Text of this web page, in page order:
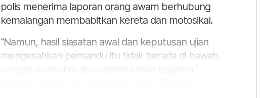
polis menerima laporan orang awam berhubung
kemalangan membabitkan kereta dan motosikal.
“Namun, hasil siasatan awal dan keputusan ujian
mengesahkan pemandu itu tidak berada di bawah